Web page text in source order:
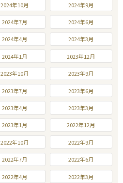
2024年10月 2024年9月
2024年7月 2024年6月
2024年4月 2024年3月
2024年1月 2023年12月
2023年10月 2023年9月
2023年7月 2023年6月
2023年4月 2023年3月
2023年1月 2022年12月
2022年10月 2022年9月
2022年7月 2022年6月
2022年4月 2022年3月